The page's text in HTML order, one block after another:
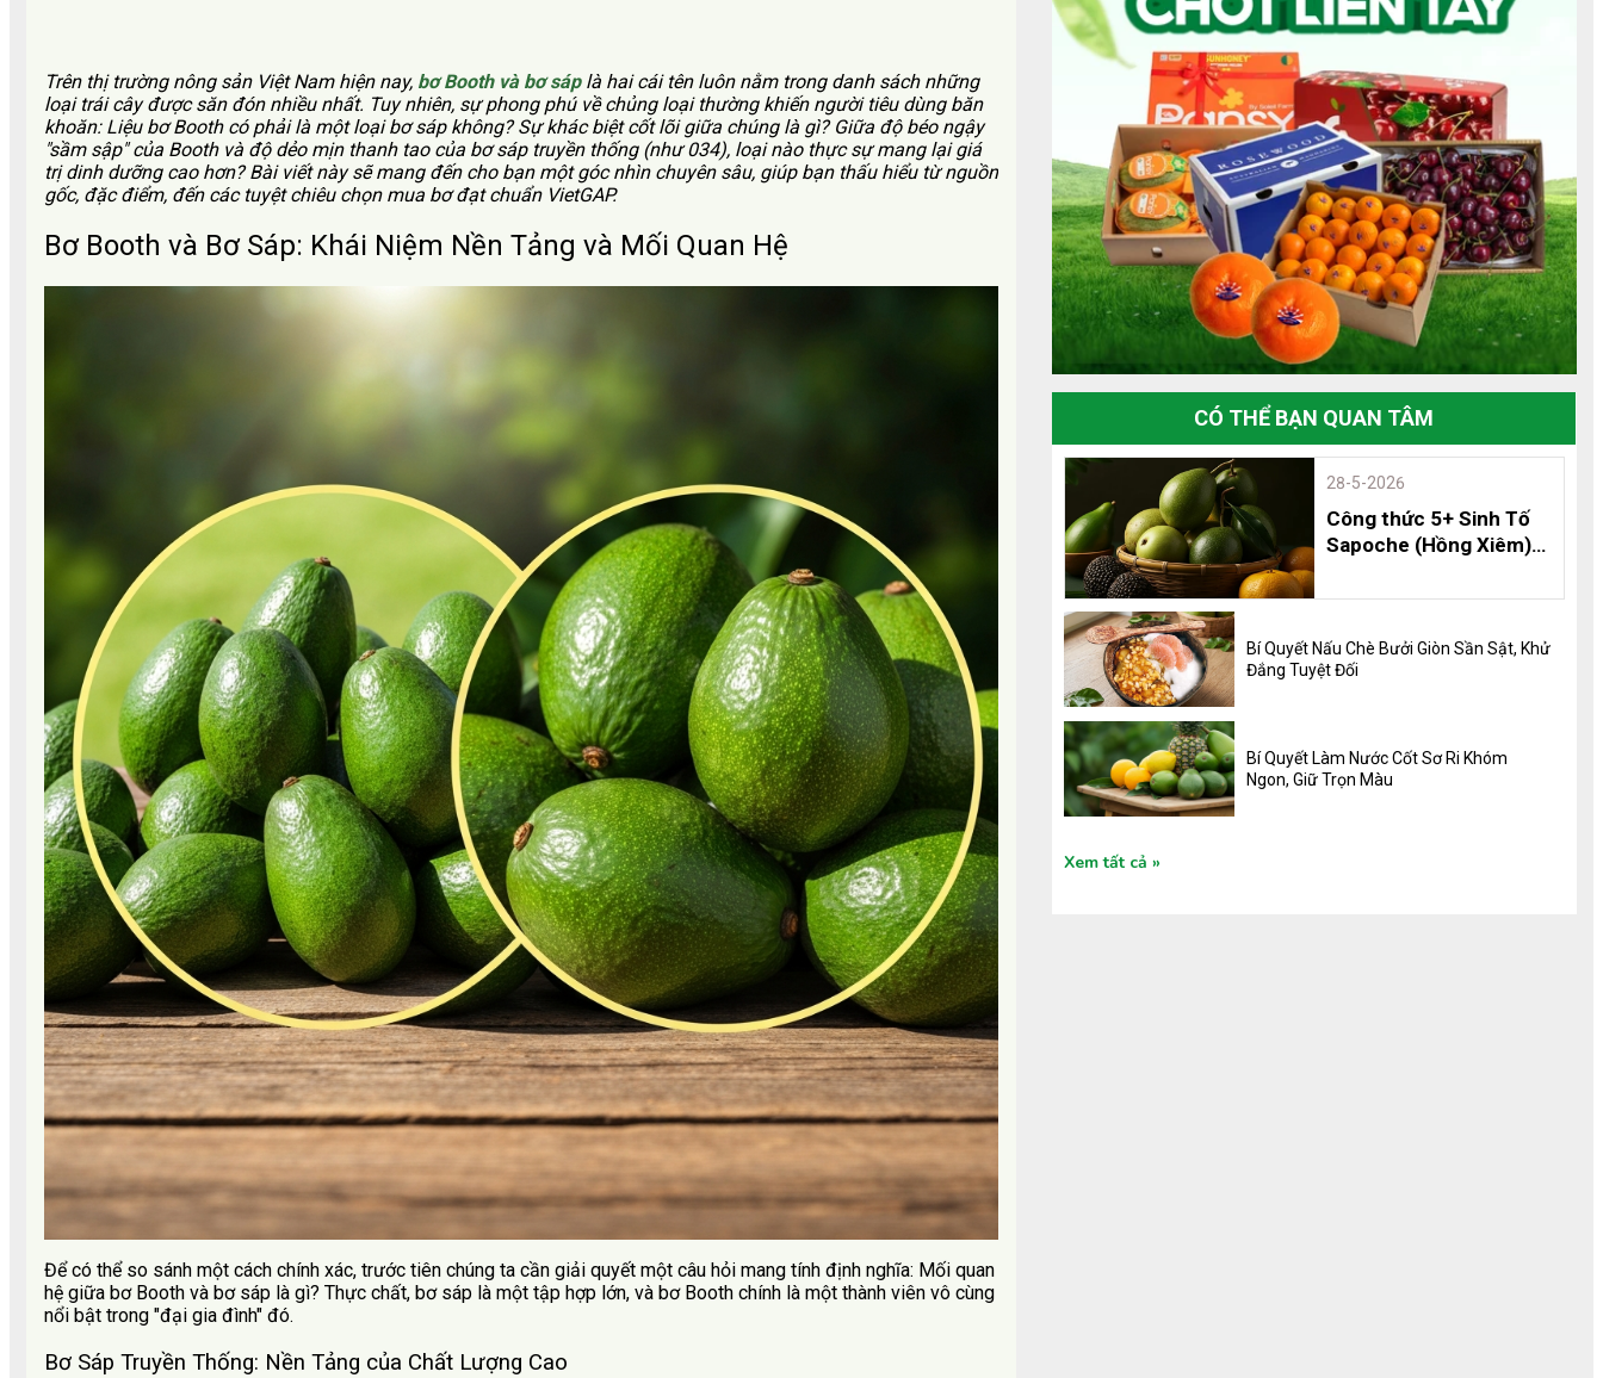
CÓ THỂ BẠN QUAN TÂM
28-5-2026
Công thức 5+ Sinh Tố
Sapoche (Hồng Xiêm)
và 8 Lợi Ích Không Thể
Bí Quyết Nấu Chè Bưởi Giòn Sần Sật, Khử
Đắng Tuyệt Đối
Bí Quyết Làm Nước Cốt Sơ Ri Khóm
Ngon, Giữ Trọn Màu
Xem tất cả
Trên thị trường nông sản Việt Nam hiện nay, bơ Booth và bơ sáp là hai cái tên luôn nằm trong danh sách những
loại trái cây được săn đón nhiều nhất. Tuy nhiên, sự phong phú về chủng loại thường khiến người tiêu dùng băn
khoăn: Liệu bơ Booth có phải là một loại bơ sáp không? Sự khác biệt cốt lõi giữa chúng là gì? Giữa độ béo ngậy
"sầm sập" của Booth và độ dẻo mịn thanh tao của bơ sáp truyền thống (như 034), loại nào thực sự mang lại giá
trị dinh dưỡng cao hơn? Bài viết này sẽ mang đến cho bạn một góc nhìn chuyên sâu, giúp bạn thấu hiểu từ nguồn
gốc, đặc điểm, đến các tuyệt chiêu chọn mua bơ đạt chuẩn VietGAP.
Bơ Booth và Bơ Sáp: Khái Niệm Nền Tảng và Mối Quan Hệ
Để có thể so sánh một cách chính xác, trước tiên chúng ta cần giải quyết một câu hỏi mang tính định nghĩa: Mối quan
hệ giữa bơ Booth và bơ sáp là gì? Thực chất, bơ sáp là một tập hợp lớn, và bơ Booth chính là một thành viên vô cùng
nổi bật trong "đại gia đình" đó.
Bơ Sáp Truyền Thống: Nền Tảng của Chất Lượng Cao